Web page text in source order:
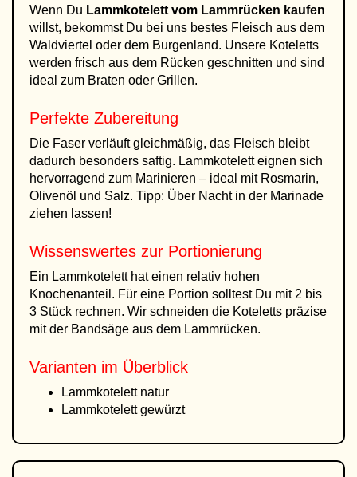
Wenn Du Lammkotelett vom Lammrücken kaufen
willst, bekommst Du bei uns bestes Fleisch aus dem
Waldviertel oder dem Burgenland. Unsere Koteletts
werden frisch aus dem Rücken geschnitten und sind
ideal zum Braten oder Grillen.
Perfekte Zubereitung
Die Faser verläuft gleichmäßig, das Fleisch bleibt
dadurch besonders saftig. Lammkotelett eignen sich
hervorragend zum Marinieren – ideal mit Rosmarin,
Olivenöl und Salz. Tipp: Über Nacht in der Marinade
ziehen lassen!
Wissenswertes zur Portionierung
Ein Lammkotelett hat einen relativ hohen
Knochenanteil. Für eine Portion solltest Du mit 2 bis
3 Stück rechnen. Wir schneiden die Koteletts präzise
mit der Bandsäge aus dem Lammrücken.
Varianten im Überblick
Lammkotelett natur
Lammkotelett gewürzt